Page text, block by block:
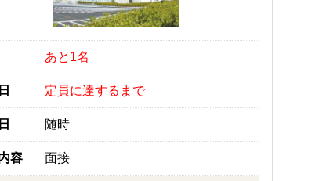
あと1名
定員に達するまで
随時
容 面接